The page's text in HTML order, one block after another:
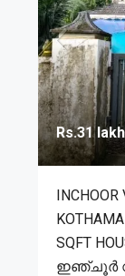
Rs.31 lakh
INCHOOR
SQFT
ഇഞ്ചൂർ